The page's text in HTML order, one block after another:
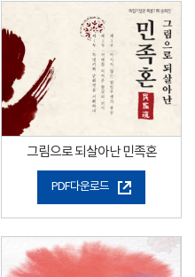
그림으로 되살아난 민족혼
PDF다운로드